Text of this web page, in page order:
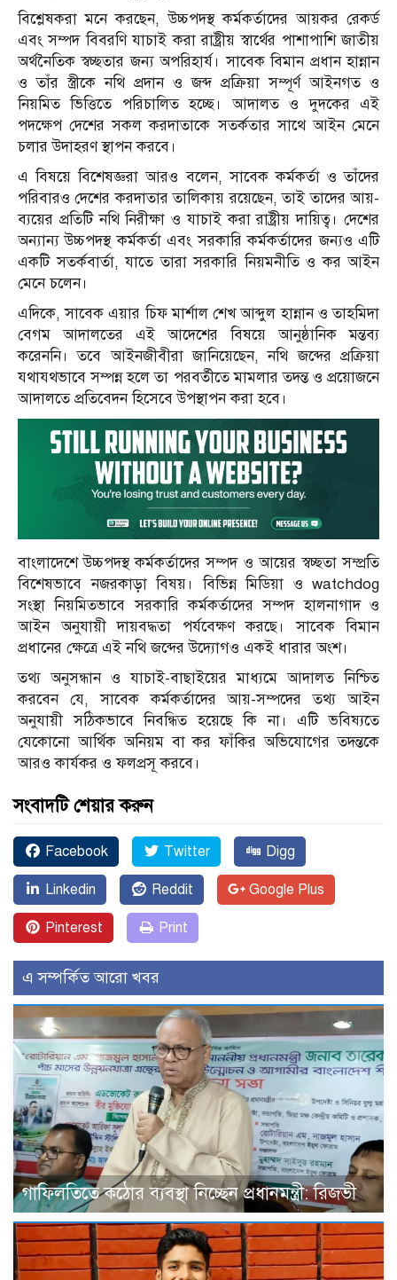
বিশ্লেষকরা মনে করছেন, উচ্চপদস্থ কর্মকর্তাদের আয়কর রেকর্ড
এবং সম্পদ বিবরণি যাচাই করা রাষ্ট্রীয় স্বার্থের পাশাপাশি জাতীয়
অর্থনৈতিক স্বচ্ছতার জন্য অপরিহার্য। সাবেক বিমান প্রধান হান্নান
ও তাঁর স্ত্রীকে নথি প্রদান ও জব্দ প্রক্রিয়া সম্পূর্ণ আইনগত ও
নিয়মিত ভিত্তিতে পরিচালিত হচ্ছে। আদালত ও দুদকের এই
পদক্ষেপ দেশের সকল করদাতাকে সতর্কতার সাথে আইন মেনে
চলার উদাহরণ স্থাপন করবে।
এ বিষয়ে বিশেষজ্ঞরা আরও বলেন, সাবেক কর্মকর্তা ও তাঁদের
পরিবারও দেশের করদাতার তালিকায় রয়েছেন, তাই তাদের আয়-
ব্যয়ের প্রতিটি নথি নিরীক্ষা ও যাচাই করা রাষ্ট্রীয় দায়িত্ব। দেশের
অন্যান্য উচ্চপদস্থ কর্মকর্তা এবং সরকারি কর্মকর্তাদের জন্যও এটি
একটি সতর্কবার্তা, যাতে তারা সরকারি নিয়মনীতি ও কর আইন
মেনে চলেন।
এদিকে, সাবেক এয়ার চিফ মার্শাল শেখ আব্দুল হান্নান ও তাহমিদা
বেগম আদালতের এই আদেশের বিষয়ে আনুষ্ঠানিক মন্তব্য
করেননি। তবে আইনজীবীরা জানিয়েছেন, নথি জব্দের প্রক্রিয়া
যথাযথভাবে সম্পন্ন হলে তা পরবর্তীতে মামলার তদন্ত ও প্রয়োজনে
আদালতে প্রতিবেদন হিসেবে উপস্থাপন করা হবে।
বাংলাদেশে উচ্চপদস্থ কর্মকর্তাদের সম্পদ ও আয়ের স্বচ্ছতা সম্প্রতি
বিশেষভাবে নজরকাড়া বিষয়। বিভিন্ন মিডিয়া ও watchdog
সংস্থা নিয়মিতভাবে সরকারি কর্মকর্তাদের সম্পদ হালনাগাদ ও
আইন অনুযায়ী দায়বদ্ধতা পর্যবেক্ষণ করছে। সাবেক বিমান
প্রধানের ক্ষেত্রে এই নথি জব্দের উদ্যোগও একই ধারার অংশ।
তথ্য অনুসন্ধান ও যাচাই-বাছাইয়ের মাধ্যমে আদালত নিশ্চিত
করবেন যে, সাবেক কর্মকর্তাদের আয়-সম্পদের তথ্য আইন
অনুযায়ী সঠিকভাবে নিবন্ধিত হয়েছে কি না। এটি ভবিষ্যতে
যেকোনো আর্থিক অনিয়ম বা কর ফাঁকির অভিযোগের তদন্তকে
আরও কার্যকর ও ফলপ্রসূ করবে।
সংবাদটি শেয়ার করুন
Facebook Twitter Digg
Linkedin Reddit Google Plus
Pinterest Print
এ সম্পর্কিত আরো খবর
গাফিলতিতে কঠোর ব্যবস্থা নিচ্ছেন প্রধানমন্ত্রী: রিজভী